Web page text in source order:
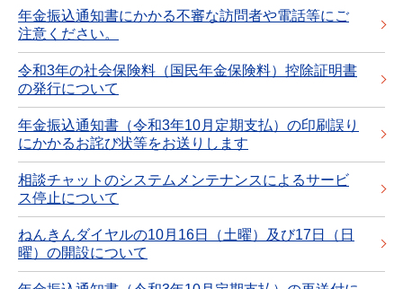
年金振込通知書にかかる不審な訪問者や電話等にご
注意ください。
令和3年の社会保険料（国民年金保険料）控除証明書
の発行について
年金振込通知書（令和3年10月定期支払）の印刷誤り
にかかるお詫び状等をお送りします
相談チャットのシステムメンテナンスによるサービ
ス停止について
ねんきんダイヤルの10月16日（土曜）及び17日（日
曜）の開設について